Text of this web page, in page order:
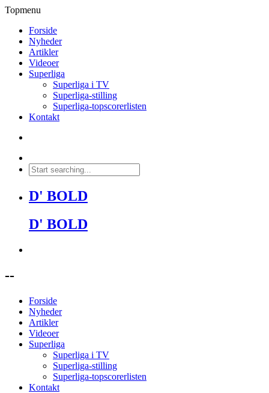
Topmenu
Forside
Nyheder
Artikler
Videoer
Superliga
Superliga i TV
Superliga-stilling
Superliga-topscorerlisten
Kontakt
D' BOLD
D' BOLD
--
Forside
Nyheder
Artikler
Videoer
Superliga
Superliga i TV
Superliga-stilling
Superliga-topscorerlisten
Kontakt